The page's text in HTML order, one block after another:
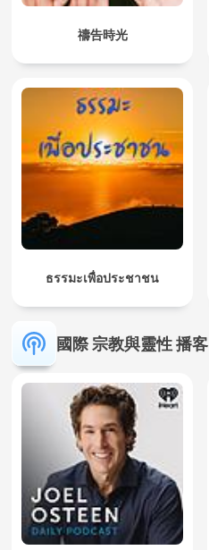
禱告時光
ธรรมะเพื่อประชาชน
國際 宗教與靈性 播客